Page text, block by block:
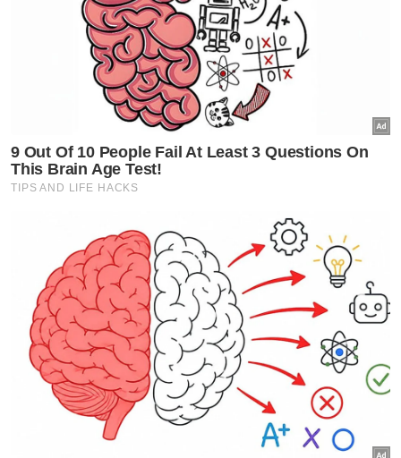
perjuang nasib Palestin
Dzulkefly berkata, beliau telah berhubung
dengan Pesuruhjaya Tinggi British ke
Malaysia, Ailsa Terry, yang memaklumkan
mengenai isu berkenaan.
"Saya dimaklumkan, Royal College of
Surgeons of Edinburgh memang tidak